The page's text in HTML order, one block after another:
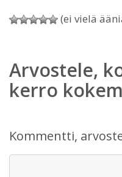
(ei vielä
Arvostele,
kerro
Kommentti,